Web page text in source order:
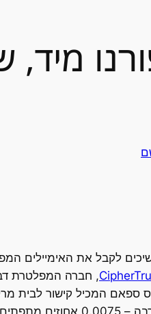
מיד,
לקבל את האימיילים
היחס ספאם המכיל קישור